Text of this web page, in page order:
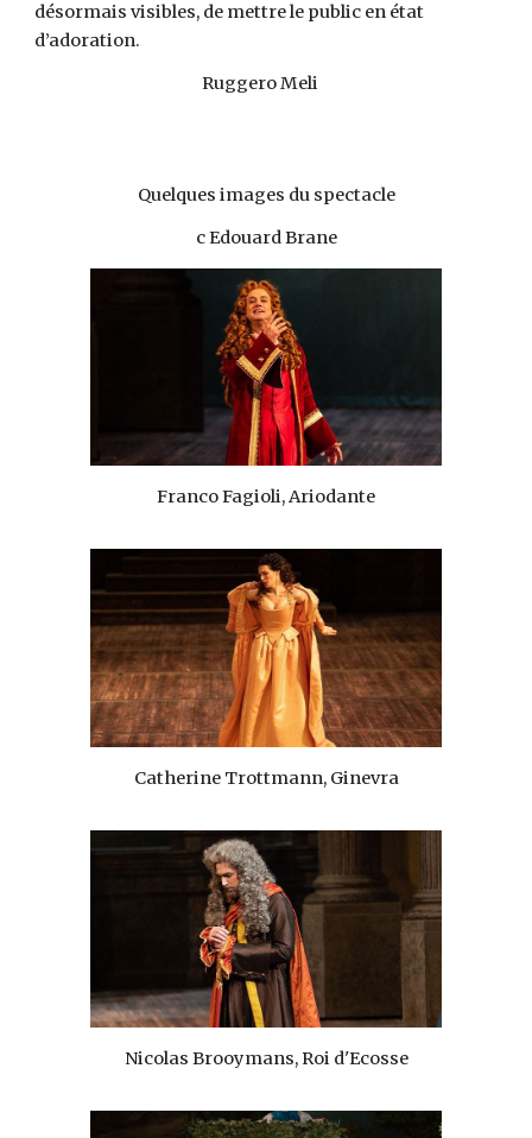
désormais visibles, de mettre le public en état
d’adoration.
Ruggero Meli
Quelques images du spectacle
c Edouard Brane
Franco Fagioli, Ariodante
Catherine Trottmann, Ginevra
Nicolas Brooymans, Roi d'Ecosse